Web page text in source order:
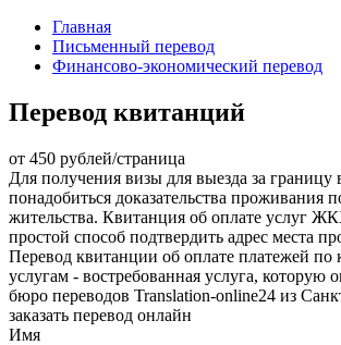
Главная
Письменный перевод
Финансово-экономический перевод
Перевод квитанций
от 450 рублей/страница
Для получения визы для выезда за границу
понадобиться доказательства проживания
жительства. Квитанция об оплате услуг
простой способ подтвердить адрес места
Перевод квитанции об оплате платежей
услугам - востребованная услуга, которую
бюро переводов Translation-online24 из
заказать перевод онлайн
Имя